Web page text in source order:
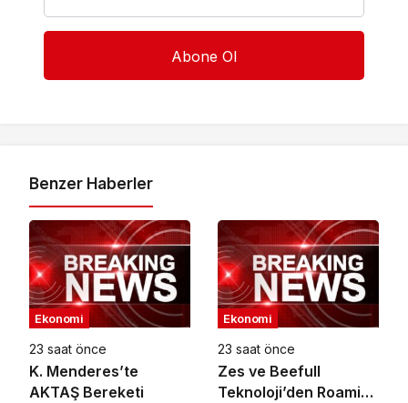
Benzer Haberler
Ekonomi
23 saat önce
K. Menderes’te
AKTAŞ Bereketi
Ekonomi
23 saat önce
Zes ve Beefull
Teknoloji’den Roaming